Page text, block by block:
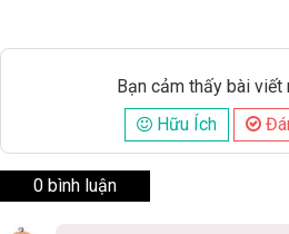
Bạn cảm thấy bài viết
Hữu Ích
0 bình luận